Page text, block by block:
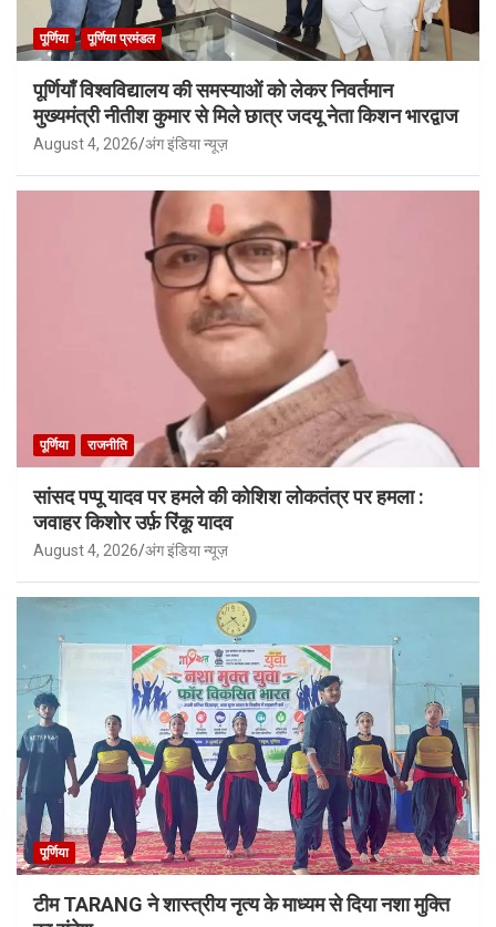
पूर्णिया पूर्णिया प्रमंडल
पूर्णियाँ विश्वविद्यालय की समस्याओं को लेकर निवर्तमान
मुख्यमंत्री नीतीश कुमार से मिले छात्र जदयू नेता किशन भारद्वाज
August 4, 2026 अंग इंडिया न्यूज़
पूर्णिया राजनीति
सांसद पप्पू यादव पर हमले की कोशिश लोकतंत्र पर हमला :
जवाहर किशोर उर्फ़ रिंकू यादव
August 4, 2026 अंग इंडिया न्यूज़
पूर्णिया
टीम TARANG ने शास्त्रीय नृत्य के माध्यम से दिया नशा मुक्ति